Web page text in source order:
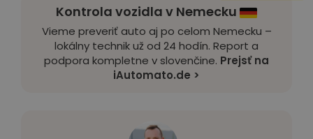
Kontrola vozidla v Nemecku
Vieme preveriť auto aj po celom Nemecku –
lokálny technik už od 24 hodín. Report a
podpora kompletne v slovenčine. Prejsť na
iAutomato.de >